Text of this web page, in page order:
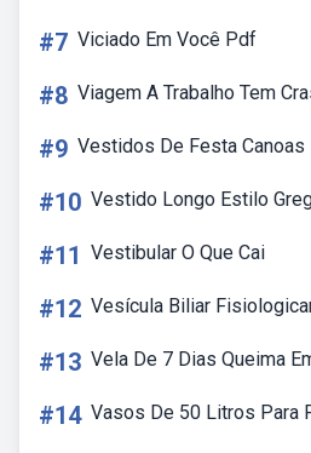
#7 Viciado Em Você Pdf
#8 Viagem A Trabalho Tem
#9 Vestidos De Festa Canoas
#10 Vestido Longo Estilo
#11 Vestibular O Que Cai
#12 Vesícula Biliar
#13 Vela De 7 Dias Queima
#14 Vasos De 50 Litros Para